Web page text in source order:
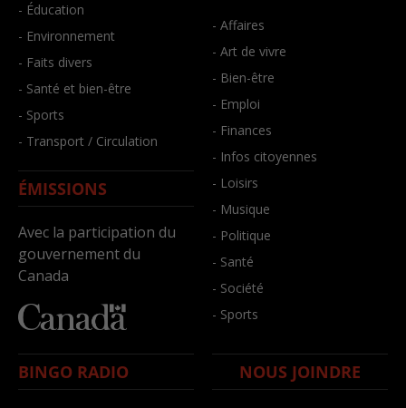
- Éducation
- Environnement
- Faits divers
- Santé et bien-être
- Sports
- Transport / Circulation
ÉMISSIONS
Avec la participation du
gouvernement du
Canada
- Affaires
- Art de vivre
- Bien-être
- Emploi
- Finances
- Infos citoyennes
- Loisirs
- Musique
- Politique
- Santé
- Société
- Sports
BINGO RADIO NOUS JOINDRE